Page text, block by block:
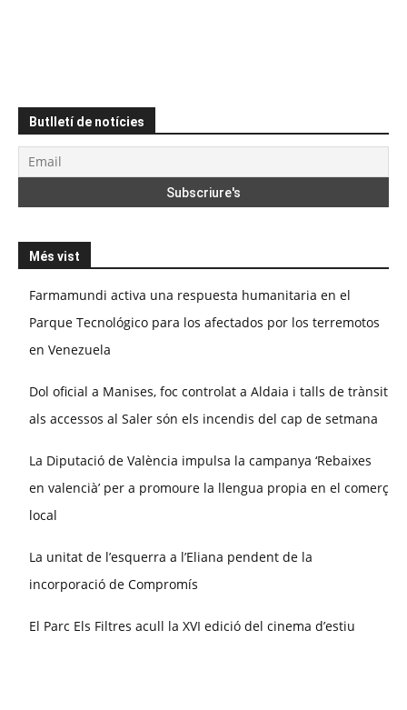
Butlletí de notícies
Més vist
Farmamundi activa una respuesta humanitaria en el
Parque Tecnológico para los afectados por los terremotos
en Venezuela
Dol oficial a Manises, foc controlat a Aldaia i talls de trànsit
als accessos al Saler són els incendis del cap de setmana
La Diputació de València impulsa la campanya ‘Rebaixes
en valencià’ per a promoure la llengua propia en el comerç
local
La unitat de l’esquerra a l’Eliana pendent de la
incorporació de Compromís
El Parc Els Filtres acull la XVI edició del cinema d’estiu